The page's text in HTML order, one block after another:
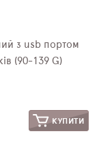
з usb портом
(90-139 G)
КУПИТИ